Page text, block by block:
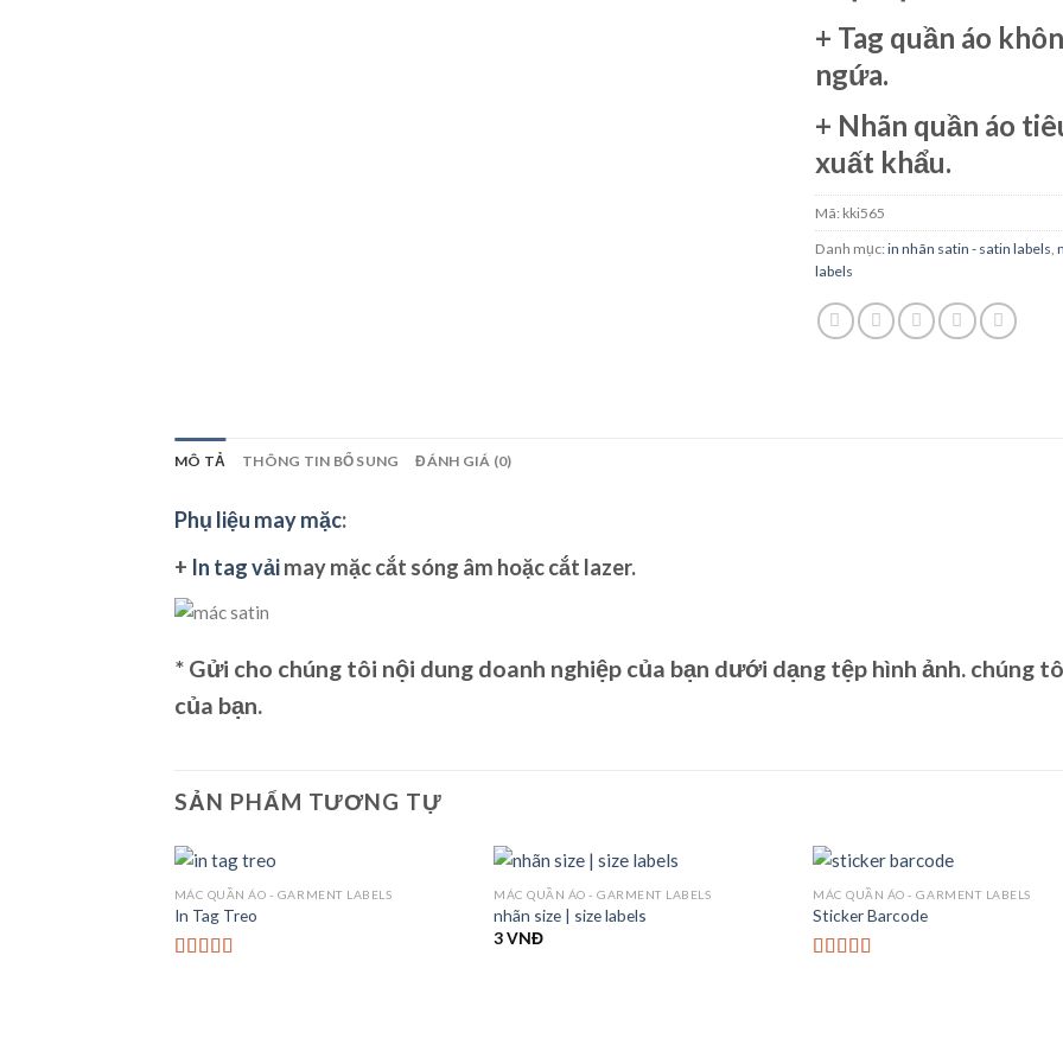
+ Tag quần áo
ngứa.
+ Nhãn quần áo
xuất khẩu.
Mã: kki565
Danh mục:in nhãn satin - satin labels
labels
MÔ TẢ THÔNG TIN BỔ SUNG ĐÁNH GIÁ (0)
Phụ liệu may mặc:
+ In tag vảimay mặc cắt sóng âm hoặc cắt lazer.
* Gửi cho chúng tôi nội dung doanh nghiệp của bạn dưới dạng tệp hình ảnh. chúng
của bạn.
SẢN PHẨM TƯƠNG TỰ
MÁC QUẦN ÁO - GARMENT LABELS
In Tag Treo
MÁC QUẦN ÁO - GARMENT LABELS
nhãn size | size labels
3VNĐ
MÁC QUẦN ÁO - GARMENT LABELS
Sticker Barcode